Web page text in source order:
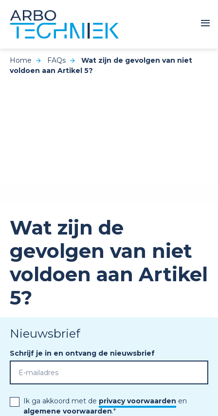
Home FAQs
Wat zijn de gevolgen van niet
voldoen aan Artikel 5?
Wat zijn de
gevolgen van niet
voldoen aan Artikel
5?
Nieuwsbrief
Schrijf je in en ontvang de nieuwsbrief
Ik ga akkoord met de privacy voorwaarden en
algemene voorwaarden.*